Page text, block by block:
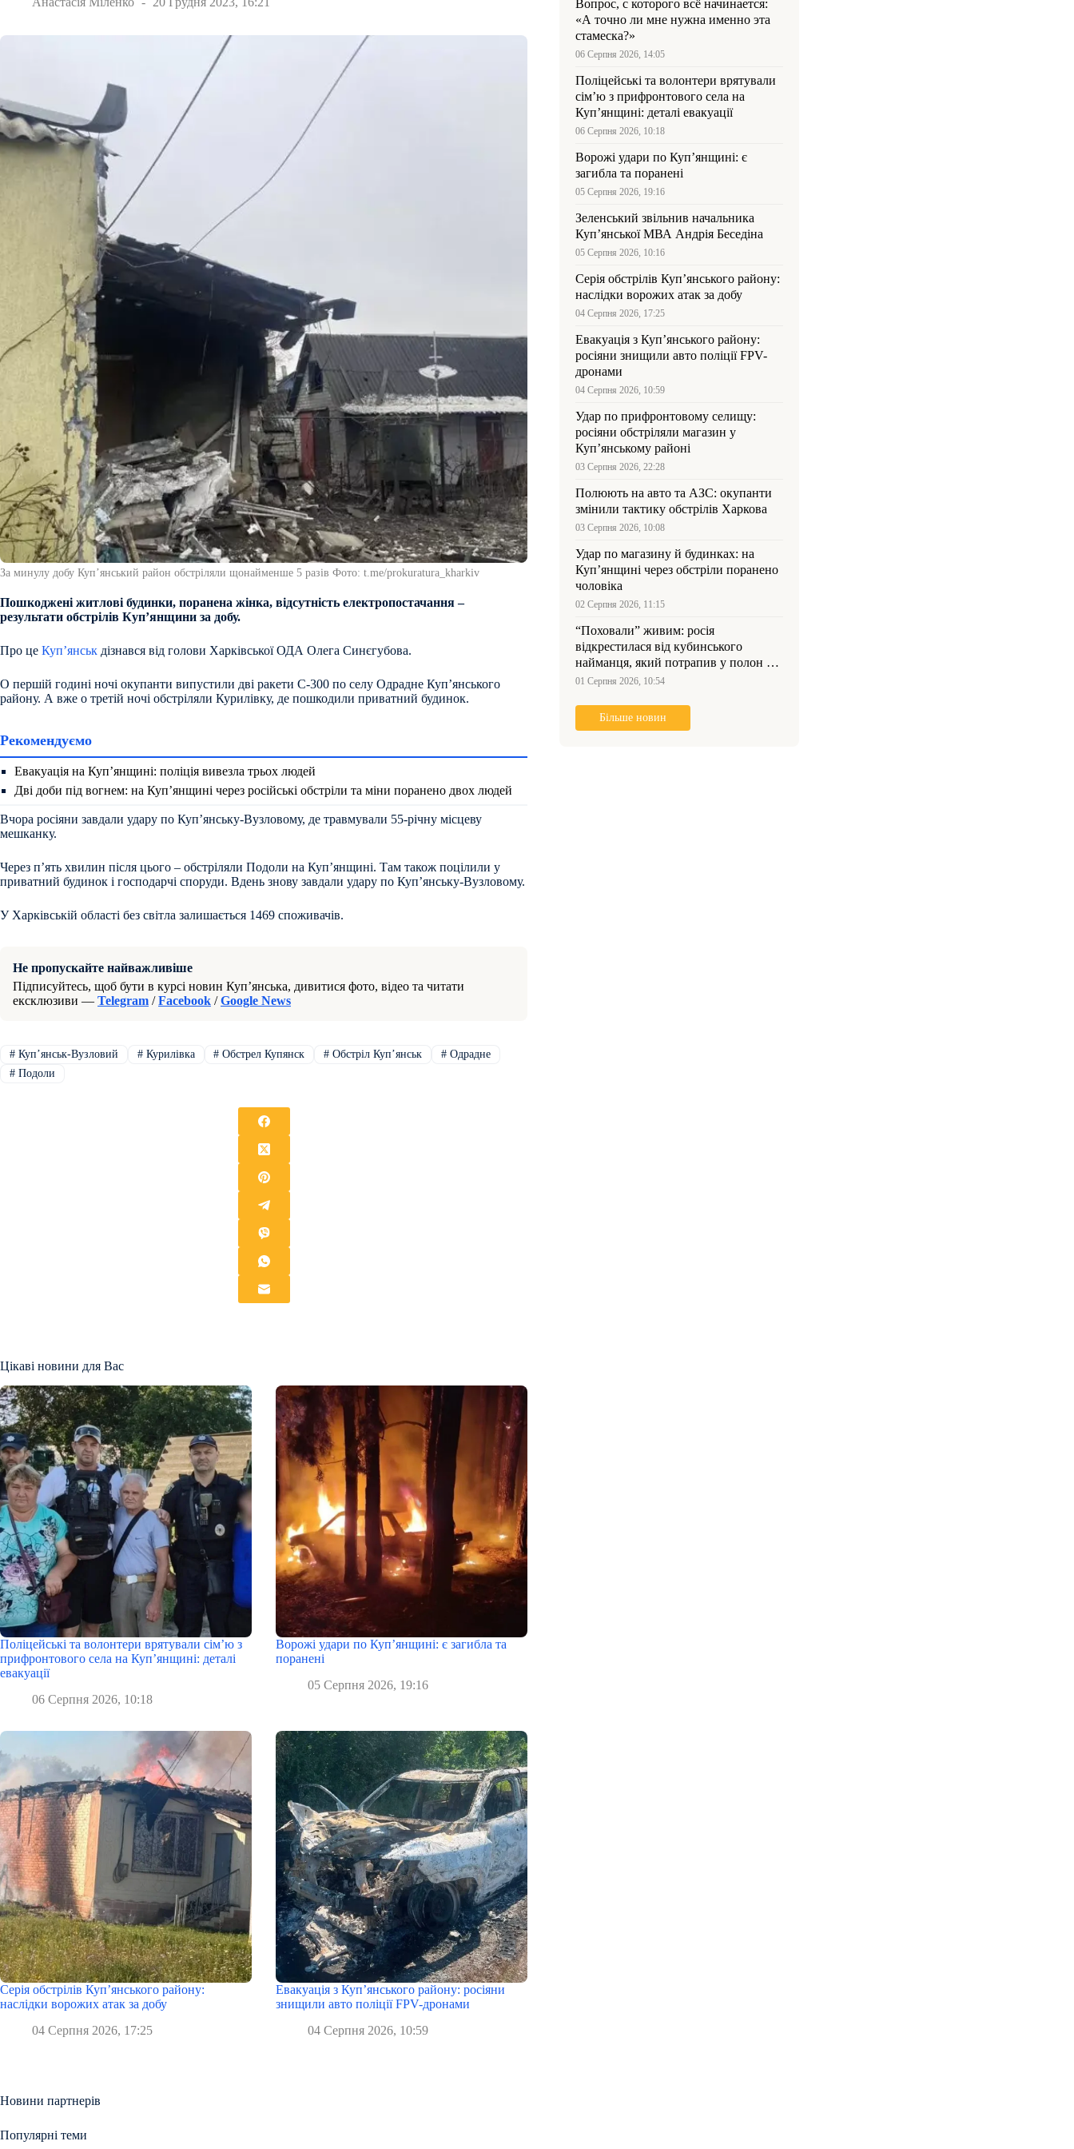
За минулу добу Купʼянський район обстріляли щонайменше 5 разів Фото: t.me/prokuratura_kharkiv
Пошкоджені житлові будинки, поранена жінка, відсутність електропостачання –
результати обстрілів Купʼянщини за добу.
Про це Куп’янськ дізнався від голови Харківської ОДА Олега Синєгубова.
О першій годині ночі окупанти випустили дві ракети С-300 по селу Одрадне Купʼянського
району. А вже о третій ночі обстріляли Курилівку, де пошкодили приватний будинок.
Рекомендуємо
Евакуація на Куп’янщині: поліція вивезла трьох людей
Дві доби під вогнем: на Куп’янщині через російські обстріли та міни поранено двох людей
Вчора росіяни завдали удару по Купʼянську-Вузловому, де травмували 55-річну місцеву
мешканку.
Через пʼять хвилин після цього – обстріляли Подоли на Купʼянщині. Там також поцілили у
приватний будинок і господарчі споруди. Вдень знову завдали удару по Купʼянську-Вузловому.
У Харківській області без світла залишається 1469 споживачів.
Не пропускайте найважливіше
Підписуйтесь, щоб бути в курсі новин Куп’янська, дивитися фото, відео та читати
ексклюзиви — Telegram /Facebook /Google News
#Куп’янськ-Вузловий #Курилівка # Обстрел Купянск # Обстріл Купʼянськ # Одрадне
#Подоли
Цікаві новини для Вас
Поліцейські та волонтери врятували сім’ю з
прифронтового села на Куп’янщині: деталі
евакуації
06 Серпня 2026, 10:18
Ворожі удари по Куп’янщині: є загибла та
поранені
05 Серпня 2026, 19:16
Серія обстрілів Куп’янського району:
наслідки ворожих атак за добу
04 Серпня 2026, 17:25
Евакуація з Куп’янського району: росіяни
знищили авто поліції FPV-дронами
04 Серпня 2026, 10:59
Новини партнерів
Вопрос, с которого всё начинается:
«А точно ли мне нужна именно эта
стамеска?»
06 Серпня 2026, 14:05
Поліцейські та волонтери врятували
сім’ю з прифронтового села на
Куп’янщині: деталі евакуації
06 Серпня 2026, 10:18
Ворожі удари по Куп’янщині: є
загибла та поранені
05 Серпня 2026, 19:16
Зеленський звільнив начальника
Купʼянської МВА Андрія Беседіна
05 Серпня 2026, 10:16
Серія обстрілів Куп’янського району:
наслідки ворожих атак за добу
04 Серпня 2026, 17:25
Евакуація з Куп’янського району:
росіяни знищили авто поліції FPV-
дронами
04 Серпня 2026, 10:59
Удар по прифронтовому селищу:
росіяни обстріляли магазин у
Куп’янському районі
03 Серпня 2026, 22:28
Полюють на авто та АЗС: окупанти
змінили тактику обстрілів Харкова
03 Серпня 2026, 10:08
Удар по магазину й будинках: на
Куп’янщині через обстріли поранено
чоловіка
02 Серпня 2026, 11:15
“Поховали” живим: росія
відкрестилася від кубинського
найманця, який потрапив у полон на
Куп’янщині
01 Серпня 2026, 10:54
Більше новин
Популярні теми